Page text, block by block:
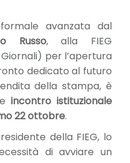
avanzata dal
Russo, alla FIEG
per l’apertura
dedicato al futuro
della stampa, è
incontro istituzionale
22 ottobre.
della FIEG, lo
di avviare un